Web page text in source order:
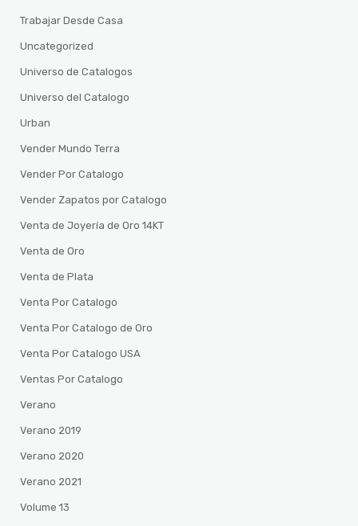
Trabajar Desde Casa
Uncategorized
Universo de Catalogos
Universo del Catalogo
Urban
Vender Mundo Terra
Vender Por Catalogo
Vender Zapatos por Catalogo
Venta de Joyería de Oro 14KT
Venta de Oro
Venta de Plata
Venta Por Catalogo
Venta Por Catalogo de Oro
Venta Por Catalogo USA
Ventas Por Catalogo
Verano
Verano 2019
Verano 2020
Verano 2021
Volume 13